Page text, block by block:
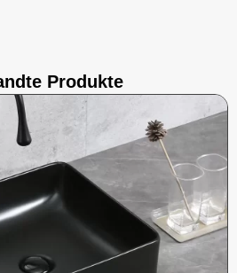
Produkte